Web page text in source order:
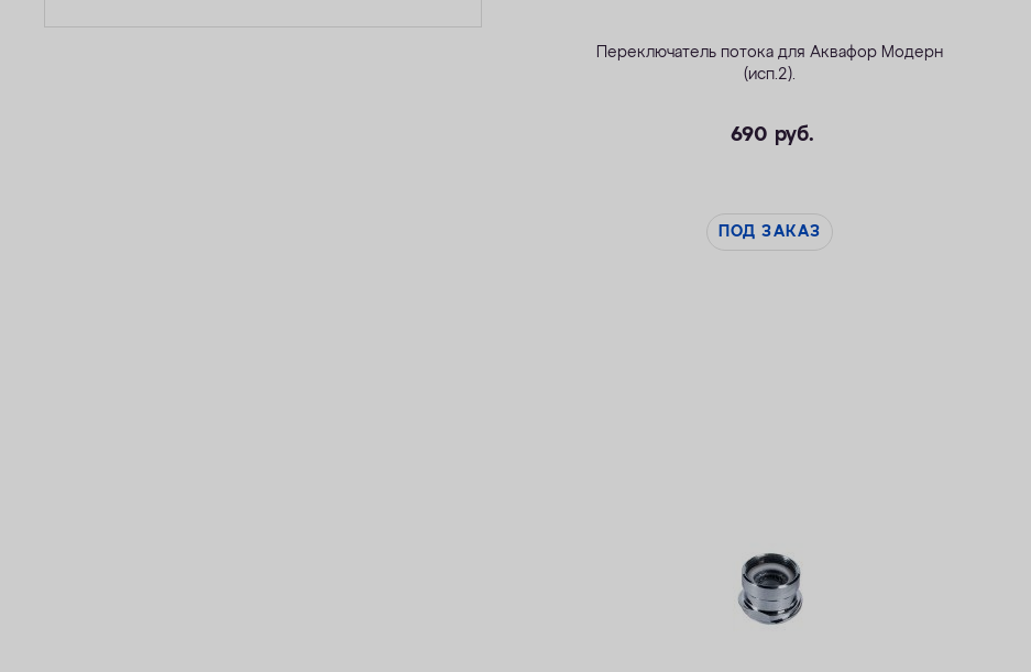
Переключатель потока дляАквафор Модерн
(исп.2).
690 руб.
ПОД ЗАКАЗ